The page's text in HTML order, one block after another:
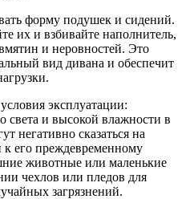
форму подушек и сидений.
их и взбивайте наполнитель,
и неровностей. Это
вид дивана и обеспечит
эксплуатации:
света и высокой влажности в
негативно сказаться на
к его преждевременному
животные или маленькие
чехлов или пледов для
загрязнений.